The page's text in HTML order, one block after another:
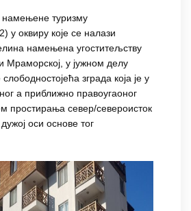
намењене туризму
у оквиру које се налази
намењена угоститељству
Мраморској, у јужном делу
зграда која је у
а приближно правоугаоног
простирања север/североисток
дужој оси основе тог